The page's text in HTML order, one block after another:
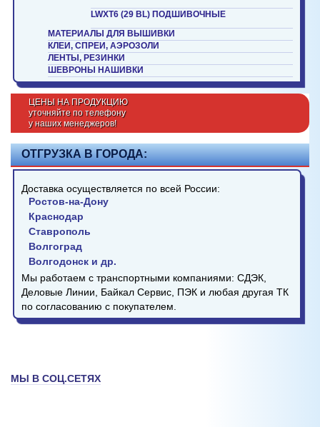
LWXT6 (29 BL) ПОДШИВОЧНЫЕ
МАТЕРИАЛЫ ДЛЯ ВЫШИВКИ
КЛЕИ, СПРЕИ, АЭРОЗОЛИ
ЛЕНТЫ, РЕЗИНКИ
ШЕВРОНЫ НАШИВКИ
ЦЕНЫ НА ПРОДУКЦИЮ
уточняйте по телефону
у наших менеджеров!
ОТГРУЗКА В ГОРОДА:
Доставка осуществляется по всей России:
Ростов-на-Дону
Краснодар
Ставрополь
Волгоград
Волгодонск и др.
Мы работаем с транспортными компаниями: СДЭК,
Деловые Линии, Байкал Сервис, ПЭК и любая другая ТК
по согласованию с покупателем.
МЫ В СОЦ.СЕТЯХ